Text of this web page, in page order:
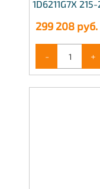
1D6211G7X
299 208 руб.
- +